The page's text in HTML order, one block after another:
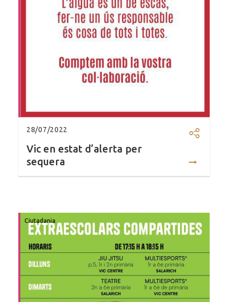
28/07/2022
Vic en estat d’alerta per
sequera
Ciutadania